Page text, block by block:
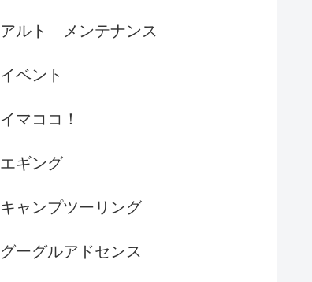
アルト メンテナンス
イベント
イマココ！
エギング
キャンプツーリング
グーグルアドセンス